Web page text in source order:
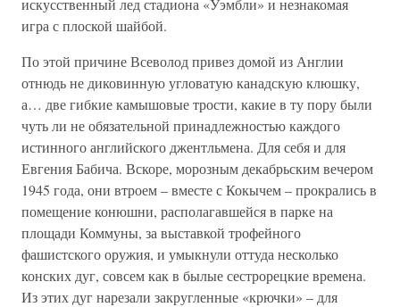
искусственный лед стадиона «Уэмбли» и незнакомая
игра с плоской шайбой.
По этой причине Всеволод привез домой из Англии
отнюдь не диковинную угловатую канадскую клюшку,
а… две гибкие камышовые трости, какие в ту пору были
чуть ли не обязательной принадлежностью каждого
истинного английского джентльмена. Для себя и для
Евгения Бабича. Вскоре, морозным декабрьским вечером
1945 года, они втроем – вместе с Кокычем – прокрались в
помещение конюшни, располагавшейся в парке на
площади Коммуны, за выставкой трофейного
фашистского оружия, и умыкнули оттуда несколько
конских дуг, совсем как в былые сестрорецкие времена.
Из этих дуг нарезали закругленные «крючки» – для